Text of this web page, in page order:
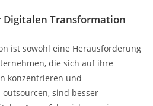
Digitalen Transformation
ist sowohl eine Herausforderung
die sich auf ihre
konzentrieren und
sind besser